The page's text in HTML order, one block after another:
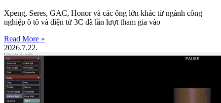
Xpeng, Seres, GAC, Honor và các ông lớn khác từ ngành công
nghiệp ô tô và điện tử 3C đã lần lượt tham gia vào
Read More »
2026.7.22.